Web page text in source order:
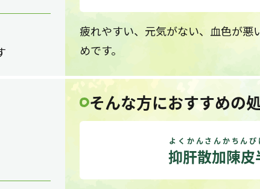
疲れやすい、元気がない、血色が悪
めです。
そんな方におすすめの
抑肝散加陳皮
よくかんさんかちんぴ